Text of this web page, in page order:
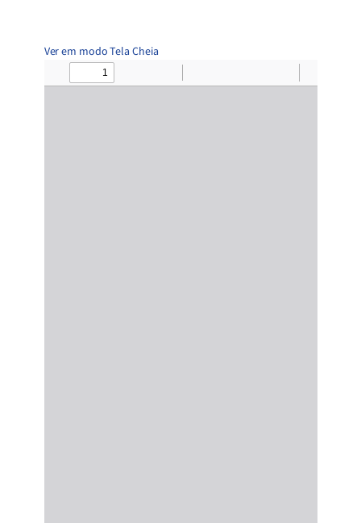
Ver em modo Tela Cheia